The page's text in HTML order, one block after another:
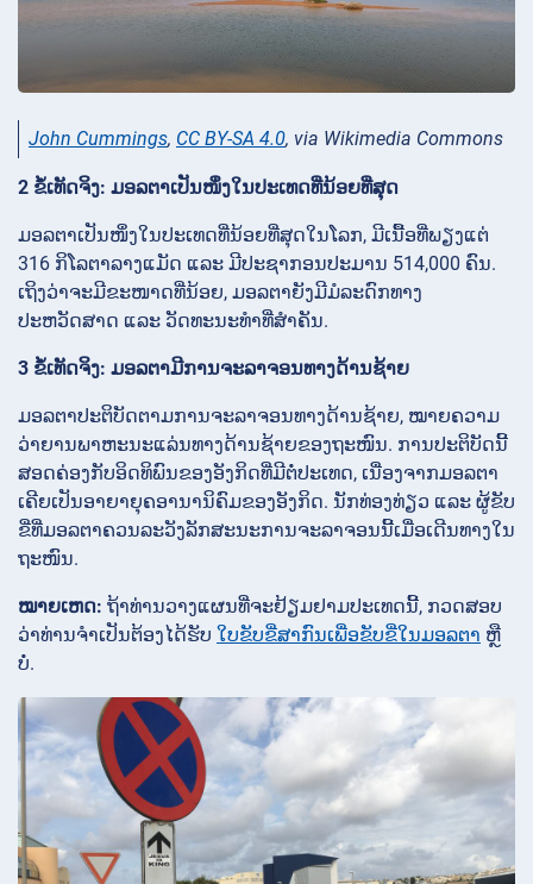
John Cummings, CC BY-SA 4.0, via Wikimedia Commons
2 ຂໍ້ເທັດຈິງ: ມອລຕາເປັນໜຶ່ງໃນປະເທດທີ່ນ້ອຍທີ່ສຸດ
ມອລຕາເປັນໜຶ່ງໃນປະເທດທີ່ນ້ອຍທີ່ສຸດໃນໂລກ, ມີເນື້ອທີ່ພຽງແຕ່
316 ກິໂລຕາລາງແມັດ ແລະ ມີປະຊາກອນປະມານ 514,000 ຄົນ.
ເຖິງວ່າຈະມີຂະໜາດທີ່ນ້ອຍ, ມອລຕາຍັງມີມໍລະດົກທາງ
ປະຫວັດສາດ ແລະ ວັດທະນະທຳທີ່ສຳຄັນ.
3 ຂໍ້ເທັດຈິງ: ມອລຕາມີການຈະລາຈອນທາງດ້ານຊ້າຍ
ມອລຕາປະຕິບັດຕາມການຈະລາຈອນທາງດ້ານຊ້າຍ, ໝາຍຄວາມ
ວ່າຍານພາຫະນະແລ່ນທາງດ້ານຊ້າຍຂອງຖະໜົນ. ການປະຕິບັດນີ້
ສອດຄ່ອງກັບອິດທິພົນຂອງອັງກິດທີ່ມີຕໍ່ປະເທດ, ເນື່ອງຈາກມອລຕາ
ເຄີຍເປັນອາຍາຍຸຄອານານິຄົມຂອງອັງກິດ. ນັກທ່ອງທ່ຽວ ແລະ ຜູ້ຂັບ
ຂີ່ທີ່ມອລຕາຄວນລະວັງລັກສະນະການຈະລາຈອນນີ້ເມື່ອເດີນທາງໃນ
ຖະໜົນ.
ໝາຍເຫດ: ຖ້າທ່ານວາງແຜນທີ່ຈະຢ້ຽມຢາມປະເທດນີ້, ກວດສອບ
ວ່າທ່ານຈຳເປັນຕ້ອງໄດ້ຮັບ ໃບຂັບຂີ່ສາກົນເພື່ອຂັບຂີ່ໃນມອລຕາ ຫຼື
ບໍ່.